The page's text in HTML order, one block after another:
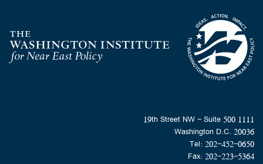
Homepage
1111 19th Street NW - Suite 500
Washington D.C. 20036
Tel: 202-452-0650
Fax: 202-223-5364